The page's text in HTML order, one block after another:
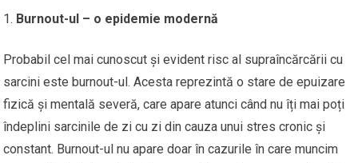
Burnout-ul – o epidemie modernă
Probabil cel mai cunoscut și evident risc al supraîncărcării cu
sarcini este burnout-ul. Acesta reprezintă o stare de epuizare
fizică și mentală severă, care apare atunci când nu îți mai poți
îndeplini sarcinile de zi cu zi din cauza unui stres cronic și
constant. Burnout-ul nu apare doar în cazurile în care muncim